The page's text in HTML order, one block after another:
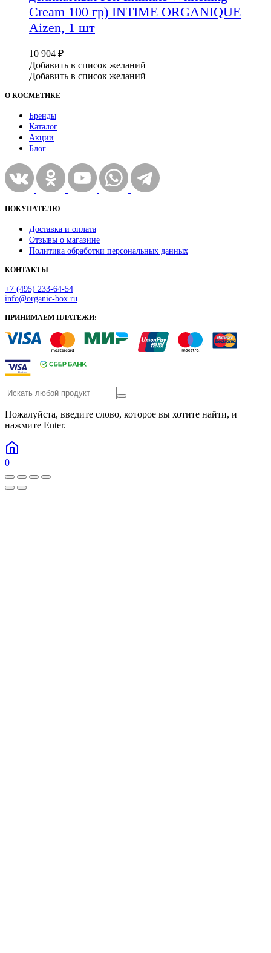
Cream 100 гр) INTIME ORGANIQUE
Aizen, 1 шт
10 904 ₽
Добавить в список желаний
Добавить в список желаний
О КОСМЕТИКЕ
Бренды
Каталог
Акции
Блог
ПОКУПАТЕЛЮ
Доставка и оплата
Отзывы о магазине
Политика обработки персональных данных
КОНТАКТЫ
+7 (495) 233-64-54
info@organic-box.ru
ПРИНИМАЕМ ПЛАТЕЖИ:
Пожалуйста, введите слово, которое вы хотите найти, и
нажмите Enter.
0